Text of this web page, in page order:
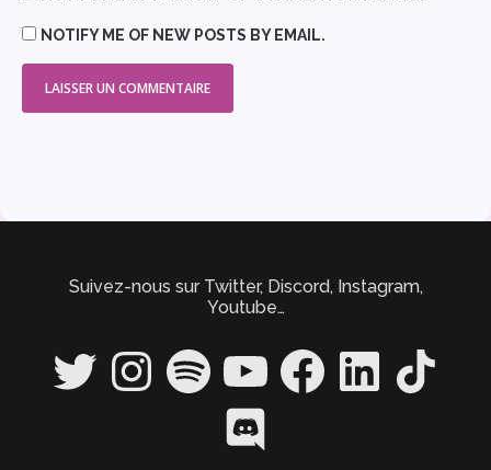
NOTIFY ME OF NEW POSTS BY EMAIL.
Suivez-nous sur Twitter, Discord, Instagram,
Youtube…
Twitter InstagramSpotify YouTube FacebookLinkedIn TikTok
Discord